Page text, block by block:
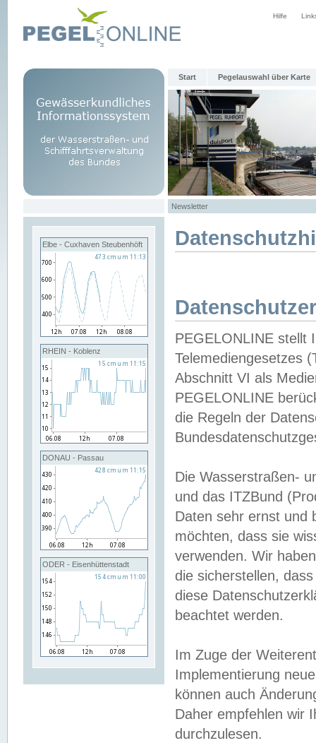
Hilfe
Start Pegelauswahl über Karte
Newsletter
Elbe - Cuxhaven Steubenhöft
RHEIN - Koblenz
DONAU - Passau
ODER - Eisenhüttenstadt
PEGELONLINE stellt
Telemediengesetzes
Abschnitt VI als
PEGELONLINE
die Regeln der
Die Wasserstraßen-
und das ITZBund
Daten sehr ernst und
möchten, dass sie
verwenden. Wir
die sicherstellen,
diese
beachtet werden.
Im Zuge der
Implementierung
können auch
Daher empfehlen wir
durchzulesen.